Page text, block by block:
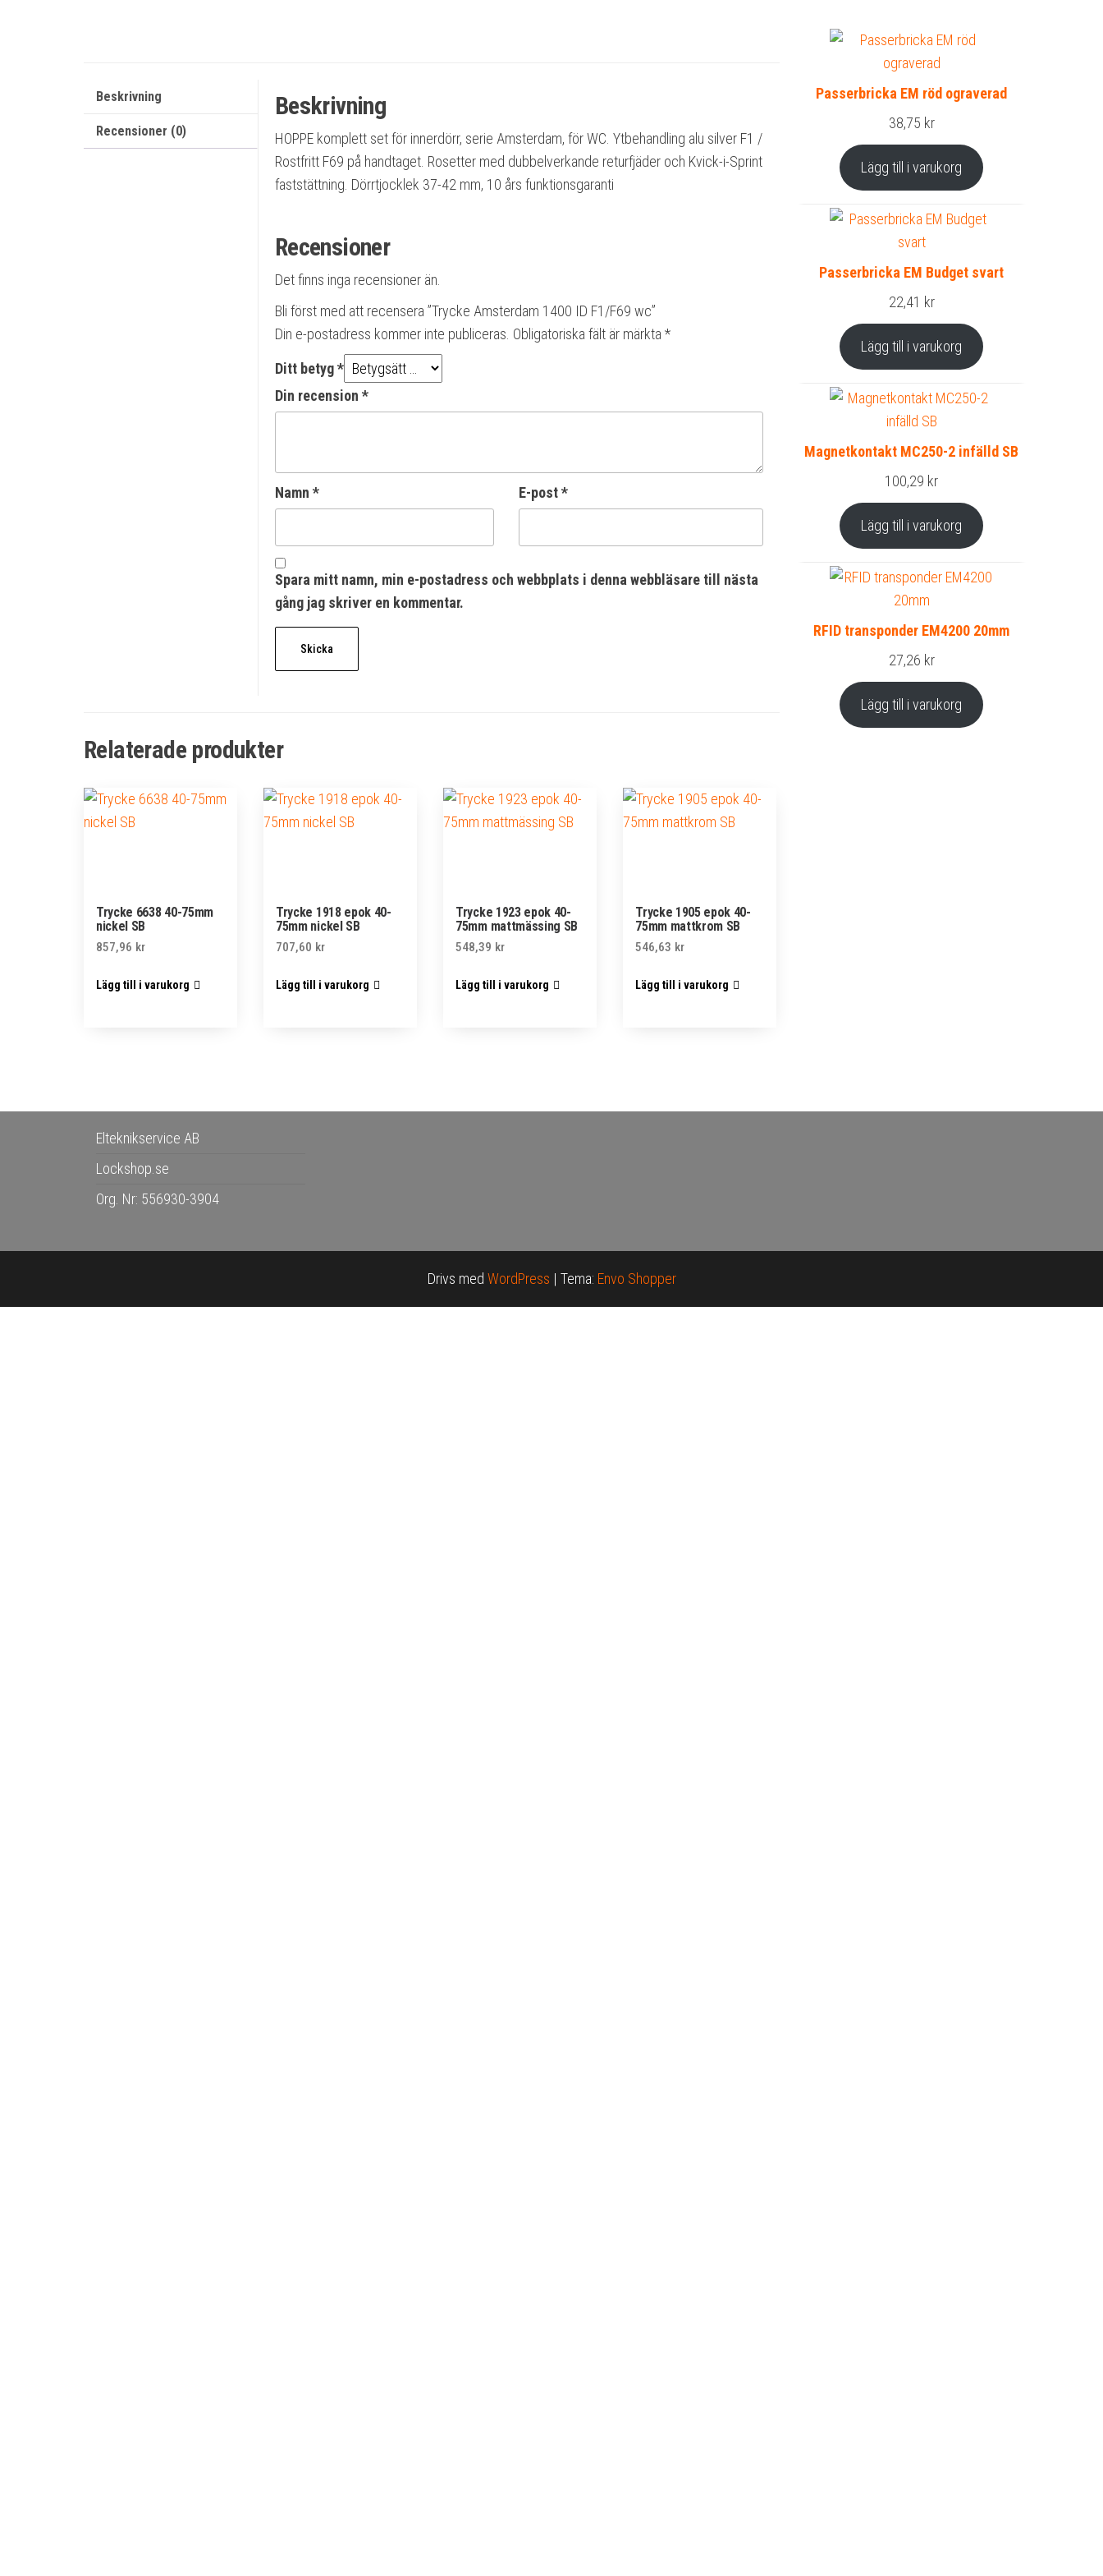
Beskrivning
Recensioner (0)
Beskrivning
HOPPE komplett set för innerdörr, serie Amsterdam, för WC. Ytbehandling alu silver F1 /
Rostfritt F69 på handtaget. Rosetter med dubbelverkande returfjäder och Kvick-i-Sprint
faststättning. Dörrtjocklek 37-42 mm, 10 års funktionsgaranti
Recensioner
Det finns inga recensioner än.
Bli först med att recensera ”Trycke Amsterdam 1400 ID F1/F69 wc”
Din e-postadress kommer inte publiceras. Obligatoriska fält är märkta *
Ditt betyg*
Din recension *
Namn * E-post*
Spara mitt namn, min e-postadress och webbplats i denna webbläsare till nästa
gång jag skriver en kommentar.
Relaterade produkter
Trycke 6638 40-75mm
nickel SB
857,96 kr
Lägg till i varukorg
Trycke 1918 epok 40-
75mm nickel SB
707,60 kr
Lägg till i varukorg
Trycke 1923 epok 40-
75mm mattmässing SB
548,39 kr
Lägg till i varukorg
Trycke 1905 epok 40-
75mm mattkrom SB
546,63 kr
Lägg till i varukorg
Passerbricka EM röd ograverad
38,75 kr
Lägg till i varukorg
Passerbricka EM Budget svart
22,41 kr
Lägg till i varukorg
Magnetkontakt MC250-2 infälld SB
100,29 kr
Lägg till i varukorg
RFID transponder EM4200 20mm
27,26 kr
Lägg till i varukorg
Elteknikservice AB
Lockshop.se
Org. Nr: 556930-3904
Drivs med WordPress | Tema: Envo Shopper